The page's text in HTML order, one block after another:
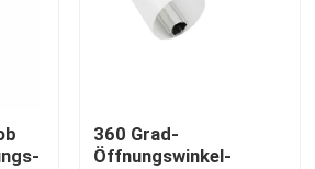
Oberflächenprofil
LED
360 Grad-
Öffnungswinkel-